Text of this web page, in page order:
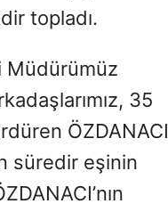
topladı.
Müdürümüz
35
ÖZDANACI
süredir eşinin